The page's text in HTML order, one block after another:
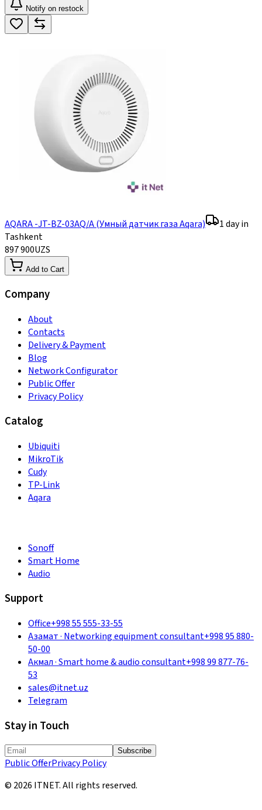
Notify on restock
AQARA -JT-BZ-03AQ/A (Умный датчик газа Aqara)
1 day in
Tashkent
897 900UZS
Add to Cart
Company
About
Contacts
Delivery & Payment
Blog
Network Configurator
Public Offer
Privacy Policy
Catalog
Ubiquiti
MikroTik
Cudy
TP-Link
Aqara
Sonoff
Smart Home
Audio
Support
Office+998 55 555-33-55
Азамат· Networking equipment consultant+998 95 880-
50-00
Акмал·Smart home & audio consultant+998 99 877-76-
53
sales@itnet.uz
Telegram
Stay in Touch
Subscribe
Public OfferPrivacy Policy
© 2026 ITNET.All rights reserved.